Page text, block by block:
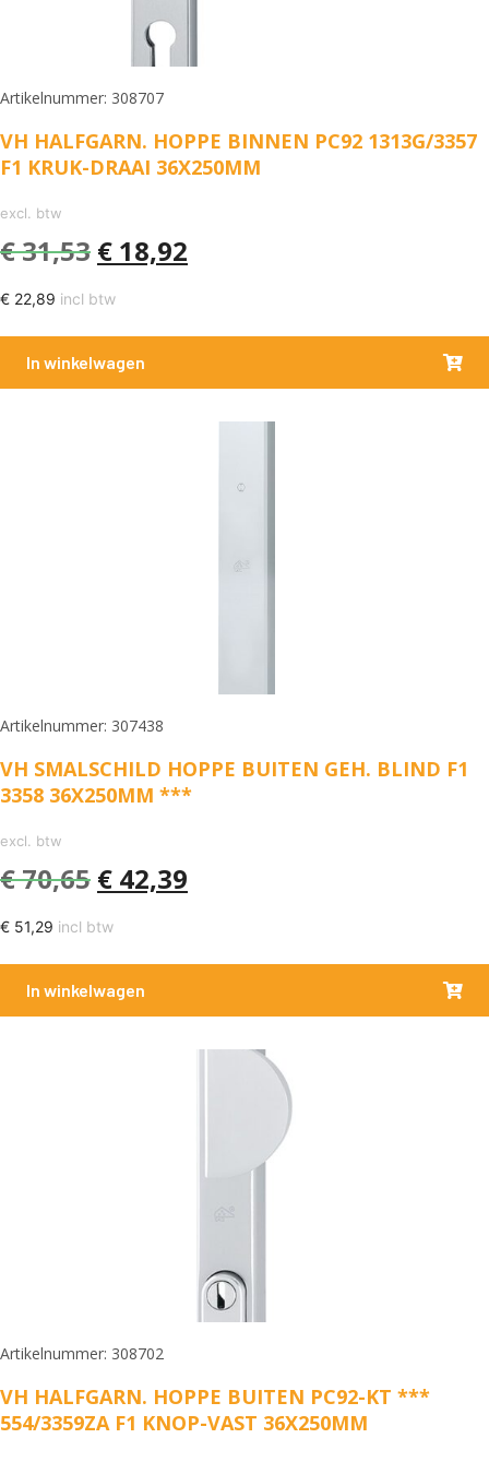
Artikelnummer: 308707
VH HALFGARN. HOPPE BINNEN PC92 1313G/3357
F1 KRUK-DRAAI 36X250MM
excl. btw
€31,53 € 18,92
€ 22,89 incl btw
In winkelwagen
Artikelnummer: 307438
VH SMALSCHILD HOPPE BUITEN GEH. BLIND F1
3358 36X250MM ***
excl. btw
€70,65 € 42,39
€ 51,29 incl btw
In winkelwagen
Artikelnummer: 308702
VH HALFGARN. HOPPE BUITEN PC92-KT ***
554/3359ZA F1 KNOP-VAST 36X250MM